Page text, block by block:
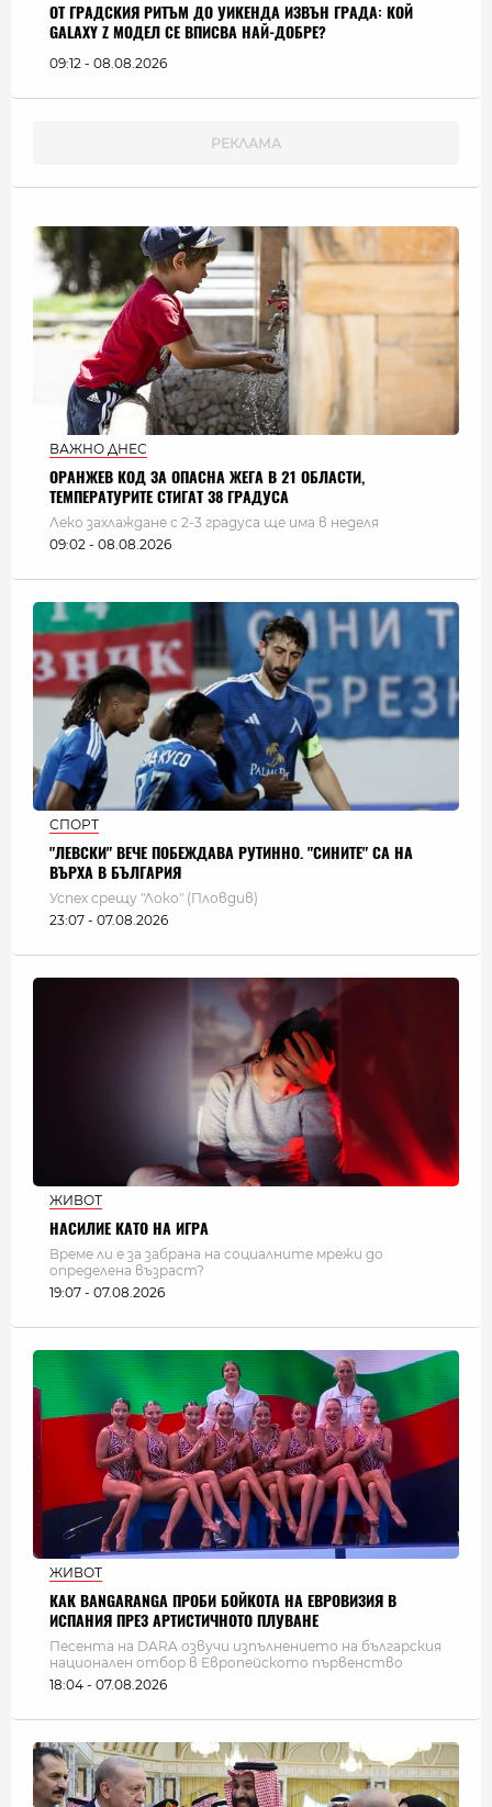
ОТ ГРАДСКИЯ РИТЪМ ДО УИКЕНДА ИЗВЪН ГРАДА: КОЙ
GALAXY Z МОДЕЛ СЕ ВПИСВА НАЙ-ДОБРЕ?
09:12 - 08.08.2026
ВАЖНО ДНЕС
ОРАНЖЕВ КОД ЗА ОПАСНА ЖЕГА В 21 ОБЛАСТИ,
ТЕМПЕРАТУРИТЕ СТИГАТ 38 ГРАДУСА
Леко захлаждане с 2-3 градуса ще има в неделя
09:02 - 08.08.2026
СПОРТ
"ЛЕВСКИ" ВЕЧЕ ПОБЕЖДАВА РУТИННО. "СИНИТЕ" СА НА
ВЪРХА В БЪЛГАРИЯ
Успех срещу "Локо" (Пловдив)
23:07 - 07.08.2026
ЖИВОТ
НАСИЛИЕ КАТО НА ИГРА
Време ли е за забрана на социалните мрежи до
определена възраст?
19:07 - 07.08.2026
ЖИВОТ
КАК BANGARANGA ПРОБИ БОЙКОТА НА ЕВРОВИЗИЯ В
ИСПАНИЯ ПРЕЗ АРТИСТИЧНОТО ПЛУВАНЕ
Песента на DARA озвучи изпълнението на българския
национален отбор в Европейското първенство
18:04 - 07.08.2026